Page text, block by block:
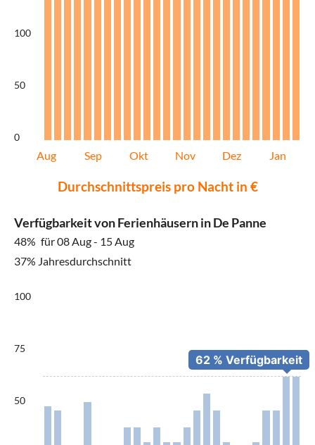
100
50
0
Aug Sep Okt Nov Dez Jan
Durchschnittspreis pro Nacht in €
Verfügbarkeit von Ferienhäusern in De Panne
48% für 08 Aug - 15 Aug
37% Jahresdurchschnitt
100
75
50